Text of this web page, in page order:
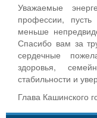
Уважаемые
профессии,
меньше
Спасибо вам за
сердечные
здоровья,
стабильности и
Глава Кашинского